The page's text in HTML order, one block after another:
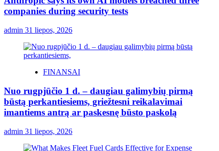
companies during security tests
admin 31 liepos, 2026
FINANSAI
Nuo rugpjūčio 1 d. – daugiau galimybių pirmą
būstą perkantiesiems, griežtesni reikalavimai
imantiems antrą ar paskesnę būsto paskolą
admin 31 liepos, 2026